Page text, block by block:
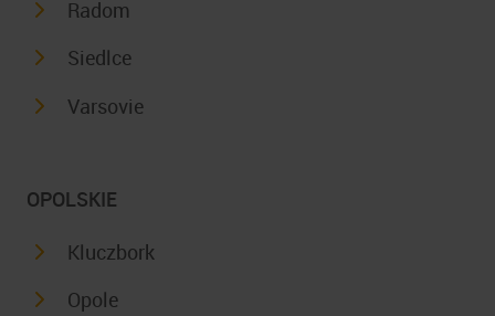
Radom
Siedlce
Varsovie
OPOLSKIE
Kluczbork
Opole